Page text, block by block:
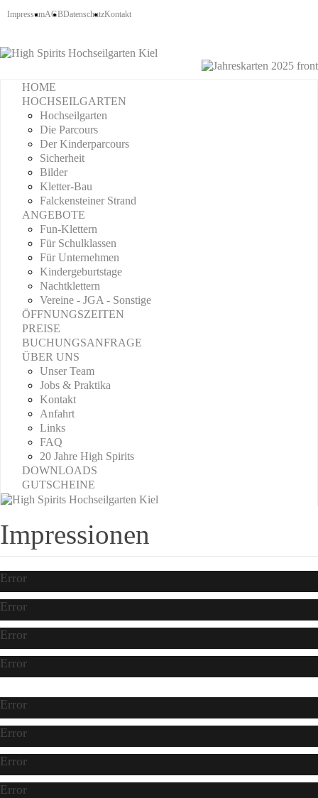
ImpressumAGBDatenschutzKontakt
HOME
HOCHSEILGARTEN
Hochseilgarten
Die Parcours
Der Kinderparcours
Sicherheit
Bilder
Kletter-Bau
Falckensteiner Strand
ANGEBOTE
Fun-Klettern
Für Schulklassen
Für Unternehmen
Kindergeburtstage
Nachtklettern
Vereine - JGA - Sonstige
ÖFFNUNGSZEITEN
PREISE
BUCHUNGSANFRAGE
ÜBER UNS
Unser Team
Jobs & Praktika
Kontakt
Anfahrt
Links
FAQ
20 Jahre High Spirits
DOWNLOADS
GUTSCHEINE
Impressionen
Error
Error
Error
Error
Error
Error
Error
Error